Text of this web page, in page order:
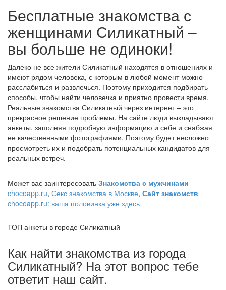
Бесплатные знакомства с
женщинами Силикатный –
вы больше не одиноки!
Далеко не все жители Силикатный находятся в отношениях и
имеют рядом человека, с которым в любой момент можно
расслабиться и развлечься. Поэтому приходится подбирать
способы, чтобы найти человечка и приятно провести время.
Реальные знакомства Силикатный через интернет – это
прекрасное решение проблемы. На сайте люди выкладывают
анкеты, заполняя подробную информацию и себе и снабжая
ее качественными фотографиями. Поэтому будет несложно
просмотреть их и подобрать потенциальных кандидатов для
реальных встреч.
Может вас заинтересовать Знакомства с мужчинами
chocoapp.ru, Секс знакомства в Москве, Сайт знакомств
chocoapp.ru: ваша половинка уже здесь
ТОП анкеты в городе Силикатный
Как найти знакомства из города
Силикатный? На этот вопрос тебе
ответит наш сайт.